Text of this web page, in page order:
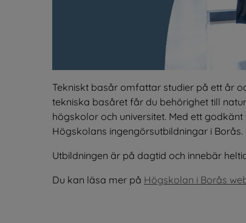
Tekniskt basår omfattar studier på ett år
tekniska basåret får du behörighet till
högskolor och universitet. Med ett
Högskolans ingengörsutbildningar i Borås.
Utbildningen är på dagtid och innebär
Du kan läsa mer på Högskolan i Borås